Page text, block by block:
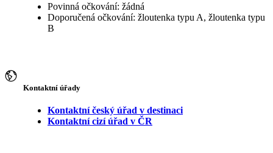
Povinná očkování: žádná
Doporučená očkování: žloutenka typu A, žloutenka typu
B
Kontaktní úřady
Kontaktní český úřad v destinaci
Kontaktní cizí úřad v ČR